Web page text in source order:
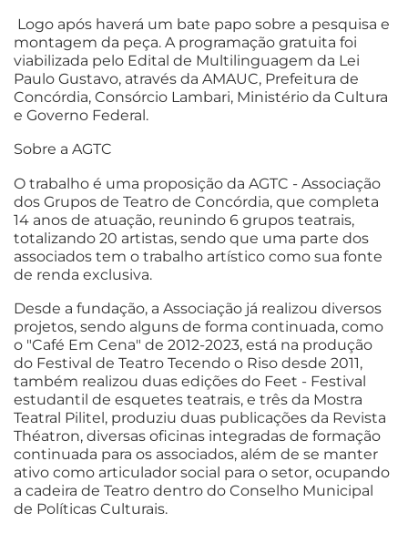
Logo após haverá um bate papo sobre a pesquisa e
montagem da peça. A programação gratuita foi
viabilizada pelo Edital de Multilinguagem da Lei
Paulo Gustavo, através da AMAUC, Prefeitura de
Concórdia, Consórcio Lambari, Ministério da Cultura
e Governo Federal.
Sobre a AGTC
O trabalho é uma proposição da AGTC - Associação
dos Grupos de Teatro de Concórdia, que completa
14 anos de atuação, reunindo 6 grupos teatrais,
totalizando 20 artistas, sendo que uma parte dos
associados tem o trabalho artístico como sua fonte
de renda exclusiva.
Desde a fundação, a Associação já realizou diversos
projetos, sendo alguns de forma continuada, como
o "Café Em Cena" de 2012-2023, está na produção
do Festival de Teatro Tecendo o Riso desde 2011,
também realizou duas edições do Feet - Festival
estudantil de esquetes teatrais, e três da Mostra
Teatral Pilitel, produziu duas publicações da Revista
Théatron, diversas oficinas integradas de formação
continuada para os associados, além de se manter
ativo como articulador social para o setor, ocupando
a cadeira de Teatro dentro do Conselho Municipal
de Políticas Culturais.